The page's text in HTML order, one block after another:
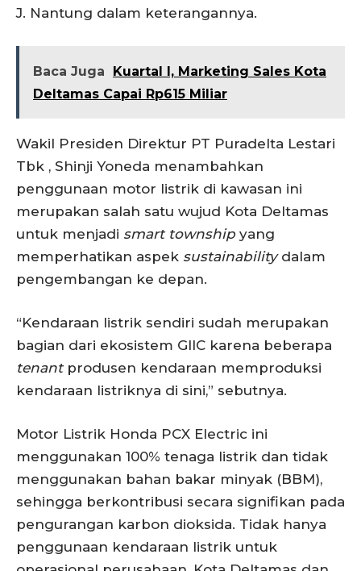
J. Nantung dalam keterangannya.
Baca Juga
Kuartal I, Marketing Sales Kota
Deltamas Capai Rp615 Miliar
Wakil Presiden Direktur PT Puradelta Lestari
Tbk , Shinji Yoneda menambahkan
penggunaan motor listrik di kawasan ini
merupakan salah satu wujud Kota Deltamas
untuk menjadi smart townshipyang
memperhatikan aspek sustainabilitydalam
pengembangan ke depan.
“Kendaraan listrik sendiri sudah merupakan
bagian dari ekosistem GIIC karena beberapa
tenantprodusen kendaraan memproduksi
kendaraan listriknya di sini,” sebutnya.
Motor Listrik Honda PCX Electric ini
menggunakan 100% tenaga listrik dan tidak
menggunakan bahan bakar minyak (BBM),
sehingga berkontribusi secara signifikan pada
pengurangan karbon dioksida. Tidak hanya
penggunaan kendaraan listrik untuk